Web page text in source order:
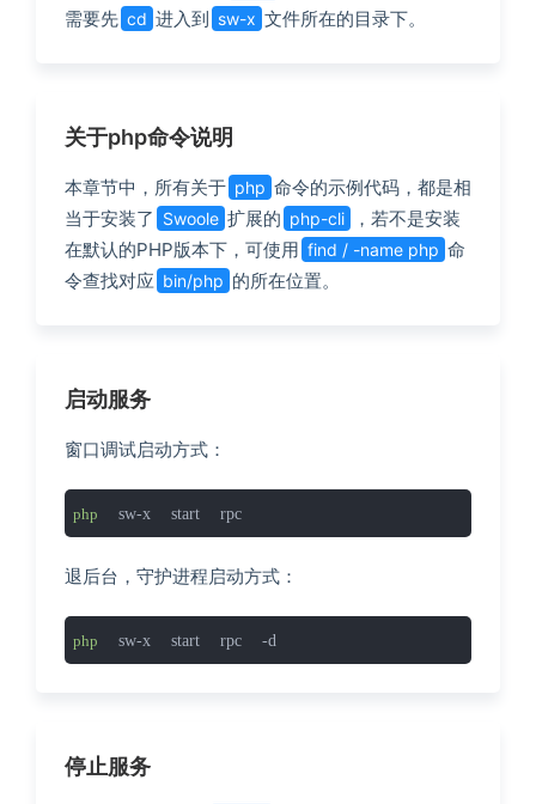
需要先 cd 进入到 sw-x 文件所在的目录下。
关于php命令说明
本章节中，所有关于 php 命令的示例代码，都是相
当于安装了 Swoole 扩展的 php-cli
，若不是安装
在默认的PHP版本下，可使用 find / -name php 命
令查找对应 bin/php 的所在位置。
启动服务
窗口调试启动方式：
php sw-x start rpc
退后台，守护进程启动方式：
php sw-x start rpc -d
停止服务